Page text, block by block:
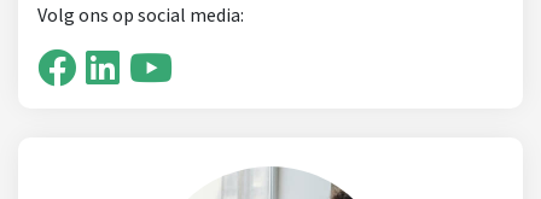
Volg ons op social media: